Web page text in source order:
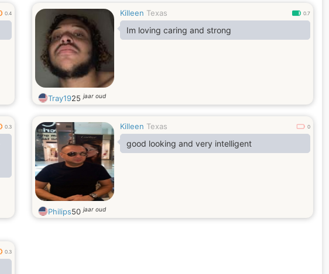
0.4 Killeen Texas 0.7
Im loving caring and strong
Tray1925jaar oud
0.3 Killeen Texas 0
good looking and very intelligent
Philips50jaar oud
0.3